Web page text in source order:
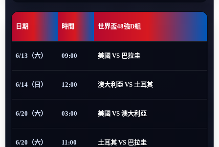
日期 時間 世界盃48強D組
6/13（六） 09:00 美國 VS 巴拉圭
6/14（日） 12:00 澳大利亞 VS 土耳其
6/20（六） 03:00 美國 VS 澳大利亞
6/20（六） 11:00 土耳其 VS 巴拉圭